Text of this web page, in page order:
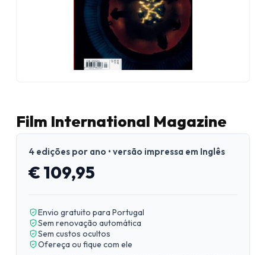
Film International Magazine
4 edições por ano • versão impressa em Inglês
€ 109,95
Envio gratuito para Portugal
Sem renovação automática
Sem custos ocultos
Ofereça ou fique com ele